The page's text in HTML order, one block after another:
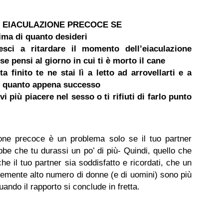
EIACULAZIONE PRECOCE SE
di quanto desideri
a ritardare il momento dell’eiaculazione
pensi al giorno in cui ti è morto il cane
finito te ne stai lì a letto ad arrovellarti e a
appena successo
più piacere nel sesso o ti rifiuti di farlo punto
precoce è un problema solo se il tuo partner
che tu durassi un po’ di più- Quindi, quello che
il tuo partner sia soddisfatto e ricordati, che un
alto numero di donne (e di uomini) sono più
il rapporto si conclude in fretta.